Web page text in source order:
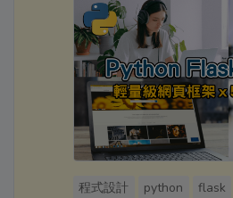
程式設計 python flask